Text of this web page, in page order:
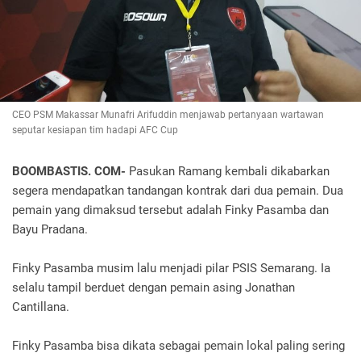
CEO PSM Makassar Munafri Arifuddin menjawab pertanyaan wartawan
seputar kesiapan tim hadapi AFC Cup
BOOMBASTIS. COM- Pasukan Ramang kembali dikabarkan
segera mendapatkan tandangan kontrak dari dua pemain. Dua
pemain yang dimaksud tersebut adalah Finky Pasamba dan
Bayu Pradana.
Finky Pasamba musim lalu menjadi pilar PSIS Semarang. Ia
selalu tampil berduet dengan pemain asing Jonathan
Cantillana.
Finky Pasamba bisa dikata sebagai pemain lokal paling sering